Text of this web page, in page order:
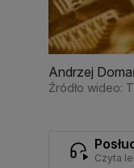
Andrzej
Źródło wideo:
Czyta